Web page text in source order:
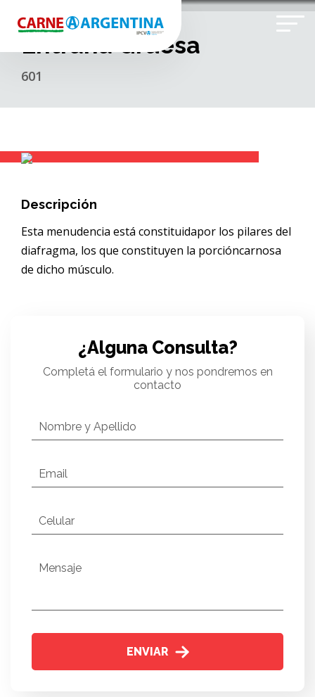
Entraña Gruesa
601
Descripción
Esta menudencia está constituidapor los pilares del
diafragma, los que constituyen la porcióncarnosa
de dicho músculo.
¿Alguna Consulta?
Completá el formulario y nos pondremos en
contacto
Nombre y Apellido
Email
Celular
Mensaje
ENVIAR